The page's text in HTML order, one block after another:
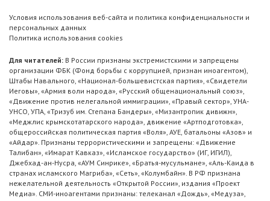
Условия использования веб-сайта и политика конфиденциальности и
персональных данных
Политика использования cookies
Для читателей: В России признаны экстремистскими и запрещены
организации ФБК (Фонд борьбы с коррупцией, признан иноагентом),
Штабы Навального, «Национал-большевистская партия», «Свидетели
Иеговы», «Армия воли народа», «Русский общенациональный союз»,
«Движение против нелегальной иммиграции», «Правый сектор», УНА-
УНСО, УПА, «Тризуб им. Степана Бандеры», «Мизантропик дивижн»,
«Меджлис крымскотатарского народа», движение «Артподготовка»,
общероссийская политическая партия «Воля», АУЕ, батальоны «Азов» и
«Айдар». Признаны террористическими и запрещены: «Движение
Талибан», «Имарат Кавказ», «Исламское государство» (ИГ, ИГИЛ),
Джебхад-ан-Нусра, «АУМ Синрике», «Братья-мусульмане», «Аль-Каида в
странах исламского Магриба», «Сеть», «Колумбайн». В РФ признана
нежелательной деятельность «Открытой России», издания «Проект
Медиа». СМИ-иноагентами признаны: телеканал «Дождь», «Медуза»,